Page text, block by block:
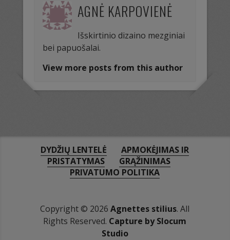
AGNĖ KARPOVIENĖ
Išskirtinio dizaino mezginiai
bei papuošalai.
View more posts from this author
DYDŽIŲ LENTELĖ
APMOKĖJIMAS IR
PRISTATYMAS
GRĄŽINIMAS
PRIVATUMO POLITIKA
Copyright © 2026Agnettes stilius. All
Rights Reserved. Capture by Slocum
Studio